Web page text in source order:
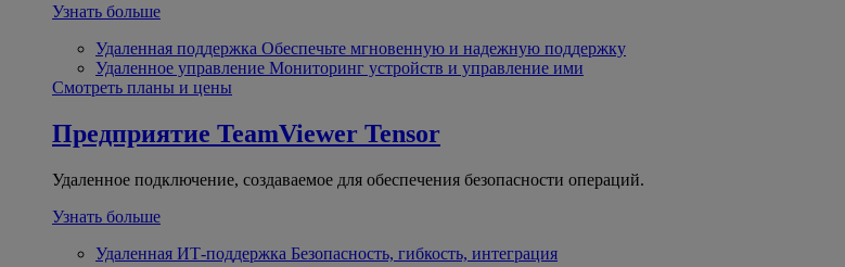
Узнать больше
Удаленная поддержка Обеспечьте мгновенную и надежную поддержку
Удаленное управление Мониторинг устройств и управление ими
Смотреть планы и цены
Предприятие TeamViewer Tensor
Удаленное подключение, создаваемое для обеспечения безопасности операций.
Узнать больше
Удаленная ИТ-поддержка Безопасность, гибкость, интеграция